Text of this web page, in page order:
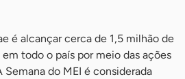
é alcançar cerca de 1,5 milhão de
todo o país por meio das ações
Semana do MEI é considerada